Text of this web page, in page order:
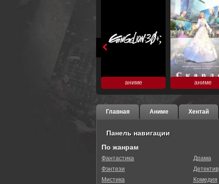
аниме аниме
Главная Аниме Хентай
Панель навигации
По жанрам
Фантастика
Фэнтези
Мистика
Драма
Детектив
Комедия